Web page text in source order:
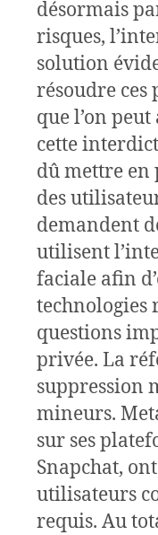
désormais
risques,
solution
résoudre ces
que l’on
cette
dû mettre en
des
demandent
utilisent
faciale afin
technologies
questions
privée. La
suppression
mineurs.
sur ses
Snapchat,
utilisateurs
requis. Au